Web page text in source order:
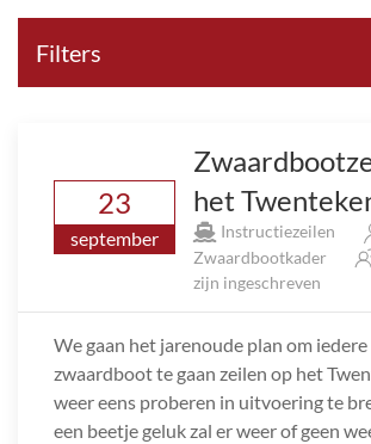
Filters
23
september
het
Instructiezeilen
Zwaardbootkader
zijn ingeschreven
We gaan het jarenoude plan om
zwaardboot te gaan zeilen op het
weer eens proberen in uitvoering te
een beetje geluk zal er weer of geen